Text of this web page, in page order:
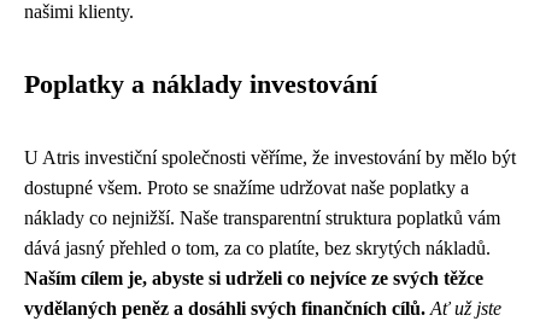
našimi klienty.
Poplatky a náklady investování
U Atris investiční společnosti věříme, že investování by mělo být
dostupné všem. Proto se snažíme udržovat naše poplatky a
náklady co nejnižší. Naše transparentní struktura poplatků vám
dává jasný přehled o tom, za co platíte, bez skrytých nákladů.
Naším cílem je, abyste si udrželi co nejvíce ze svých těžce
vydělaných peněz a dosáhli svých finančních cílů. Ať už jste